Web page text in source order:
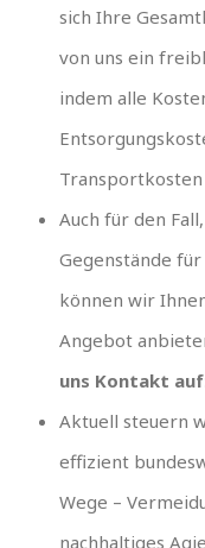
sich Ihre
von uns ein
indem alle
Transportkosten
Auch für den
Gegenstände
können wir
Angebot
uns Kontakt
Aktuell steuern
effizient
Wege –
nachhaltiges